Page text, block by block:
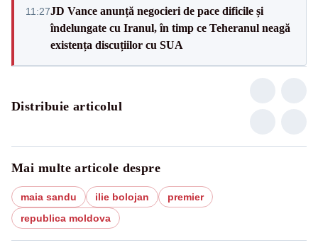
11:27JD Vance anunță negocieri de pace dificile și
îndelungate cu Iranul, în timp ce Teheranul neagă
existența discuțiilor cu SUA
Distribuie articolul
Mai multe articole despre
maia sandu ilie bolojan
premier
republica moldova